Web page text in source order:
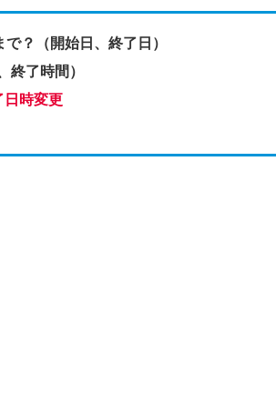
？（開始日、終了日）
終了時間）
日時変更